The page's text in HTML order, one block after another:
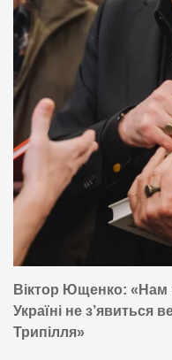
Віктор Ющенко: «Нам
Україні не з’явиться
Трипілля»